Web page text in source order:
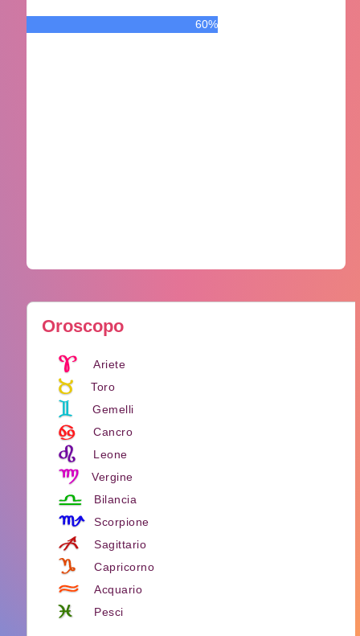
Oroscopo
Ariete
Toro
Gemelli
Cancro
Leone
Vergine
Bilancia
Scorpione
Sagittario
Capricorno
Acquario
Pesci
60%